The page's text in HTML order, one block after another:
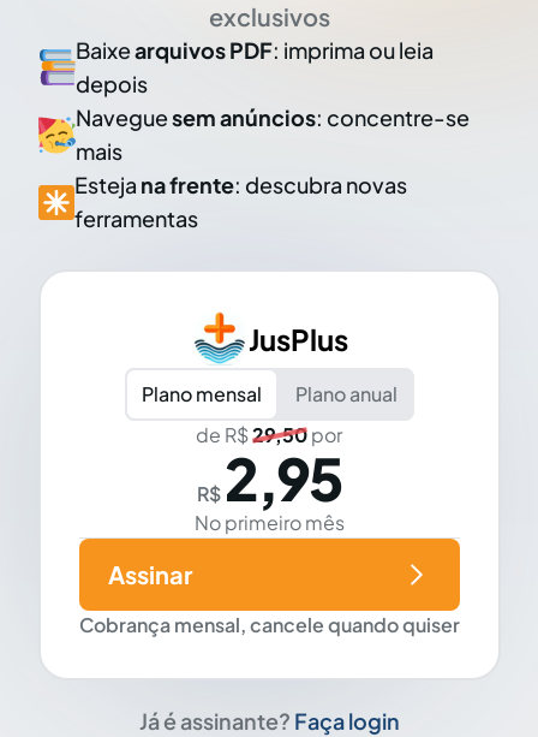
exclusivos
Baixearquivos PDF: imprima ou leia
depois
Naveguesem anúncios: concentre-se
mais
Esteja na frente: descubra novas
ferramentas
JusPlus
Plano mensal
Plano anual
de R$29,50por
R$ 2,95
No primeiro mês
Cobrança mensal, cancele quando quiser
Assinar
Já é assinante? Faça login